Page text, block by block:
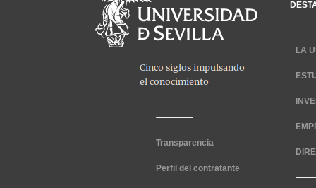
Transparencia
Perfil del contratante
LA